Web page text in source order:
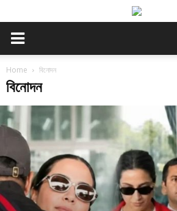
Home বিনোদন
বিনোদন